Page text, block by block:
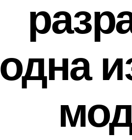
одна